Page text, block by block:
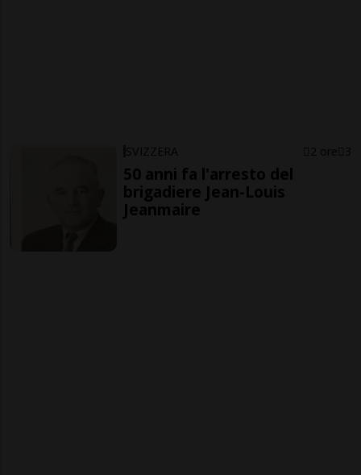
SVIZZERA 2 ore 3
50 anni fa l'arresto del
brigadiere Jean-Louis
Jeanmaire